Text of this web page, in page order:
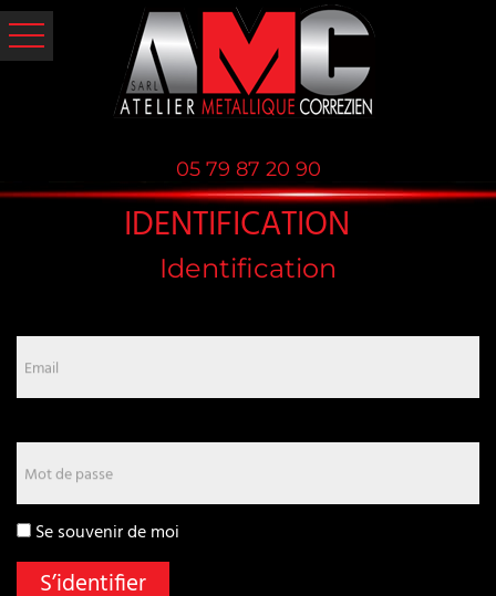
05 79 87 20 90
IDENTIFICATION
Identification
Email
Mot de passe
Se souvenir de moi